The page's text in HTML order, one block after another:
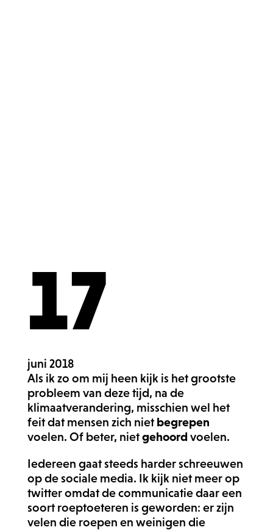
17
juni 2018
Als ik zo om mij heen kijk is het grootste
probleem van deze tijd, na de
klimaatverandering, misschien wel het
feit dat mensen zich nietbegrepen
voelen. Of beter, nietgehoord voelen.
Iedereen gaat steeds harder schreeuwen
op de sociale media. Ik kijk niet meer op
twitter omdat de communicatie daar een
soort roeptoeteren is geworden: er zijn
velen die roepen en weinigen die